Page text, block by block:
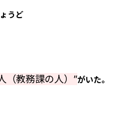
うど
（教務課の人）”がいた。